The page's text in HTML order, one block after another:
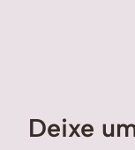
Deixe